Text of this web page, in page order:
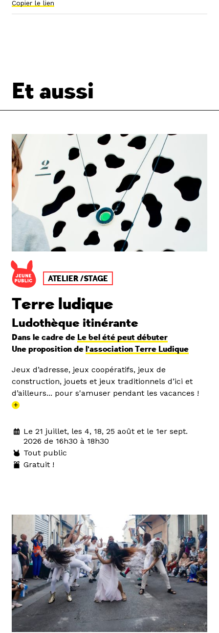
Copier le lien
Et aussi
ATELIER /STAGE
Terre ludique
Ludothèque itinérante
Dans le cadre de Le bel été peut débuter
Une proposition de l'association Terre Ludique
Jeux d’adresse, jeux coopératifs, jeux de
construction, jouets et jeux traditionnels d’ici et
d’ailleurs... pour s'amuser pendant les vacances !
+
Le 21 juillet, les 4, 18, 25 août et le 1er sept.
2026 de 16h30 à 18h30
Tout public
Gratuit !